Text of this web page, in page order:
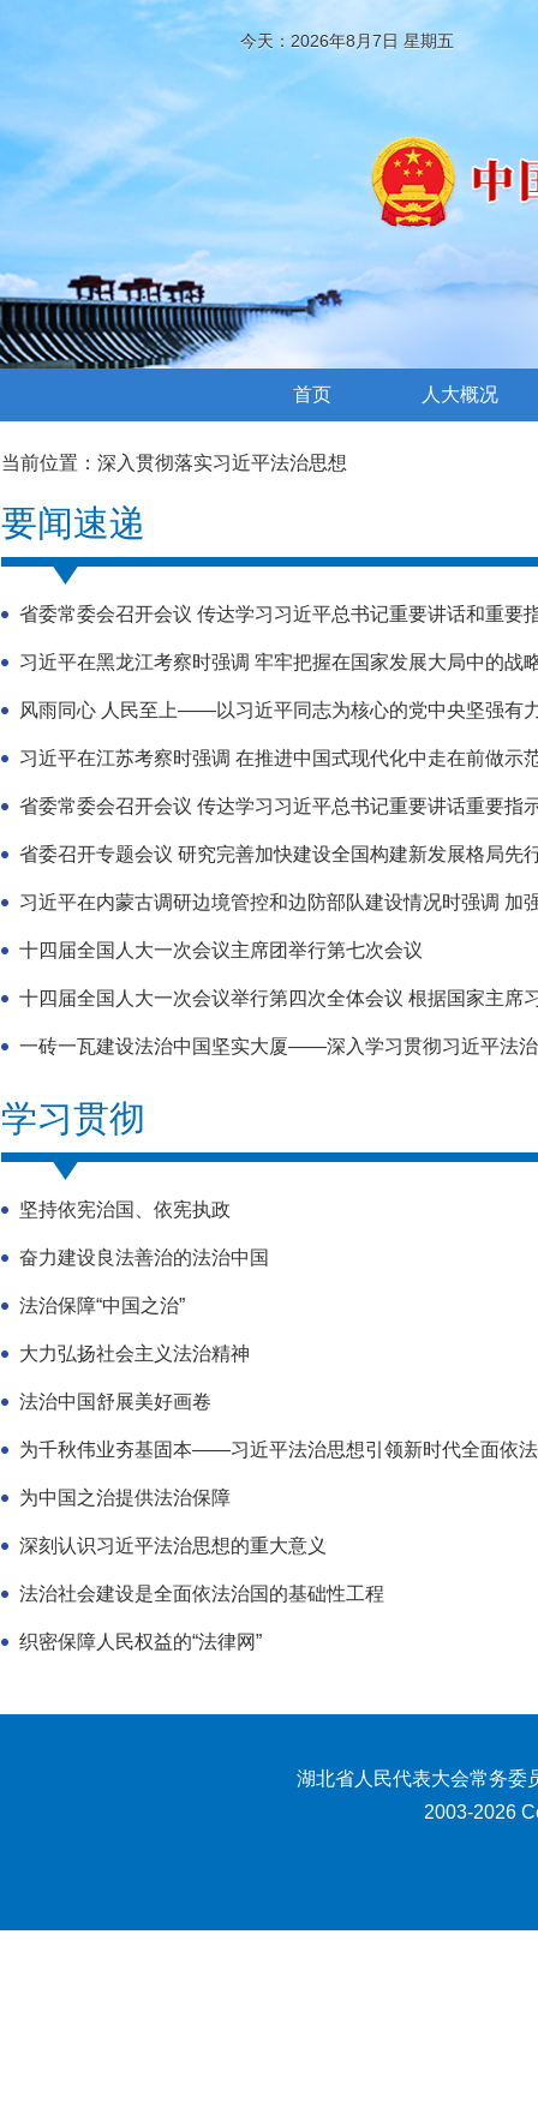
今天：2026年8月7日 星期五
首页 人大概况
当前位置： 深入贯彻落实习近平法治思想
要闻速递
省委常委会召开会议 传达学习习近平总书记重要讲话和重要
习近平在黑龙江考察时强调 牢牢把握在国家发展大局中的战
风雨同心 人民至上——以习近平同志为核心的党中央坚强有
习近平在江苏考察时强调 在推进中国式现代化中走在前做示
省委常委会召开会议 传达学习习近平总书记重要讲话重要指
省委召开专题会议 研究完善加快建设全国构建新发展格局先
习近平在内蒙古调研边境管控和边防部队建设情况时强调 加
十四届全国人大一次会议主席团举行第七次会议
十四届全国人大一次会议举行第四次全体会议 根据国家主席
一砖一瓦建设法治中国坚实大厦——深入学习贯彻习近平法
学习贯彻
坚持依宪治国、依宪执政
奋力建设良法善治的法治中国
法治保障“中国之治”
大力弘扬社会主义法治精神
法治中国舒展美好画卷
为千秋伟业夯基固本——习近平法治思想引领新时代全面依
为中国之治提供法治保障
深刻认识习近平法治思想的重大意义
法治社会建设是全面依法治国的基础性工程
织密保障人民权益的“法律网”
湖北省人民代表大会常务委
2003-2026